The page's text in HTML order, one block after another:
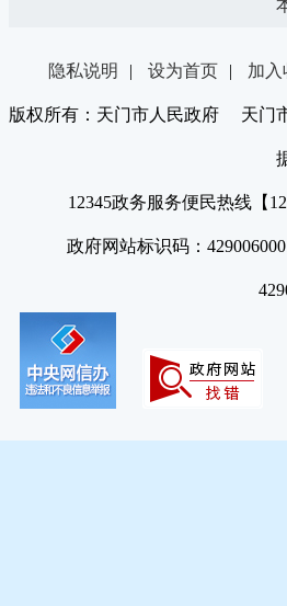
隐私说明 | 设为首页 | 加入
版权所有：天门市人民政府 天门
12345政务服务便民热线【
政府网站标识码：